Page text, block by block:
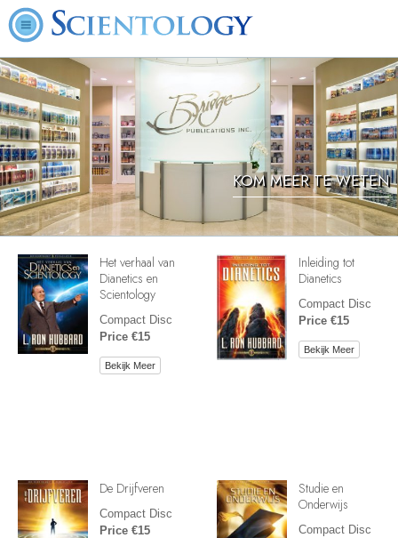
KOM MEER TE WETEN
Het verhaal van
Dianetics en
Scientology
Compact Disc
Price €15
Bekijk Meer
Inleiding tot
Dianetics
Compact Disc
Price €15
Bekijk Meer
De Drijfveren
Compact Disc
Price €15
Studie en
Onderwijs
Compact Disc